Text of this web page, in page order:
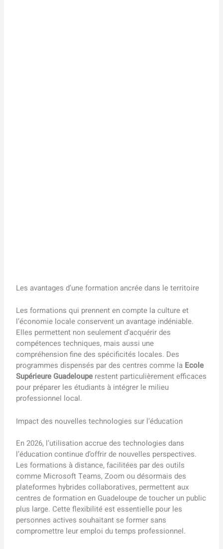
Les avantages d’une formation ancrée dans le territoire
Les formations qui prennent en compte la culture et
l’économie locale conservent un avantage indéniable.
Elles permettent non seulement d’acquérir des
compétences techniques, mais aussi une
compréhension fine des spécificités locales. Des
programmes dispensés par des centres comme la Ecole
Supérieure Guadeloupe restent particulièrement efficaces
pour préparer les étudiants à intégrer le milieu
professionnel local.
Impact des nouvelles technologies sur l’éducation
En 2026, l’utilisation accrue des technologies dans
l’éducation continue d’offrir de nouvelles perspectives.
Les formations à distance, facilitées par des outils
comme Microsoft Teams, Zoom ou désormais des
plateformes hybrides collaboratives, permettent aux
centres de formation en Guadeloupe de toucher un public
plus large. Cette flexibilité est essentielle pour les
personnes actives souhaitant se former sans
compromettre leur emploi du temps professionnel.